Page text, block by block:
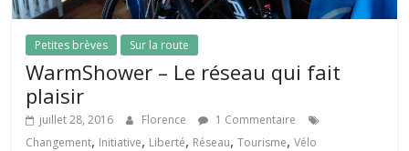
Petites brèves Sur la route
WarmShower – Le réseau qui fait
plaisir
juillet 28, 2016 Florence
1 Commentaire
Changement, Initiative, Liberté, Réseau,Tourisme,Vélo